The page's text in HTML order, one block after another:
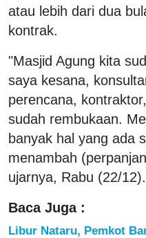
atau lebih dari dua
kontrak.
"Masjid Agung kita
saya kesana,
perencana,
sudah rembukaan.
banyak hal yang ada
menambah
ujarnya, Rabu (22/12).
Baca Juga :
Libur Nataru, Pemkot